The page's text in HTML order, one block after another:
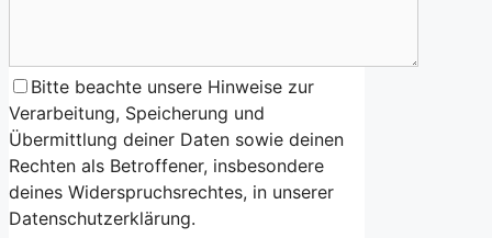
Bitte beachte unsere Hinweise zur
Verarbeitung, Speicherung und
Übermittlung deiner Daten sowie deinen
Rechten als Betroffener, insbesondere
deines Widerspruchsrechtes, in unserer
Datenschutzerklärung.